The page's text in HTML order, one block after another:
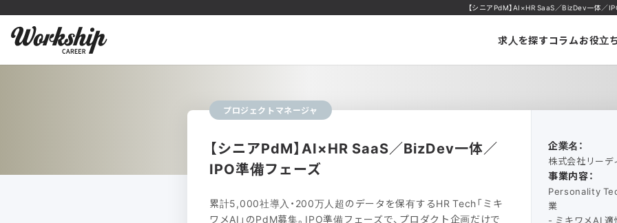
【シニアPdM】AI×HR SaaS／BizDev一体／
求人を探すコラムお役立
プロジェクトマネージャ
【シニアPdM】AI×HR SaaS／BizDev一体／
IPO準備フェーズ
累計5,000社導入・200万人超のデータを保有するHR Tech「ミキ
ワメAI」のPdM募集。IPO準備フェーズで、プロダクト企画だけで
企業名：
株式会社リー
事業内容：
Personality
業
- ミキワメAI 適